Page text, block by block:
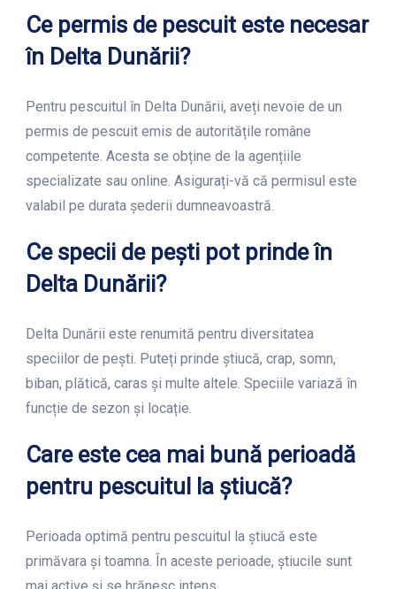
Ce permis de pescuit este necesar
în Delta Dunării?
Pentru pescuitul în Delta Dunării, aveți nevoie de un
permis de pescuit emis de autoritățile române
competente. Acesta se obține de la agențiile
specializate sau online. Asigurați-vă că permisul este
valabil pe durata șederii dumneavoastră.
Ce specii de pești pot prinde în
Delta Dunării?
Delta Dunării este renumită pentru diversitatea
speciilor de pești. Puteți prinde știucă, crap, somn,
biban, plătică, caras și multe altele. Speciile variază în
funcție de sezon și locație.
Care este cea mai bună perioadă
pentru pescuitul la știucă?
Perioada optimă pentru pescuitul la știucă este
primăvara și toamna. În aceste perioade, știucile sunt